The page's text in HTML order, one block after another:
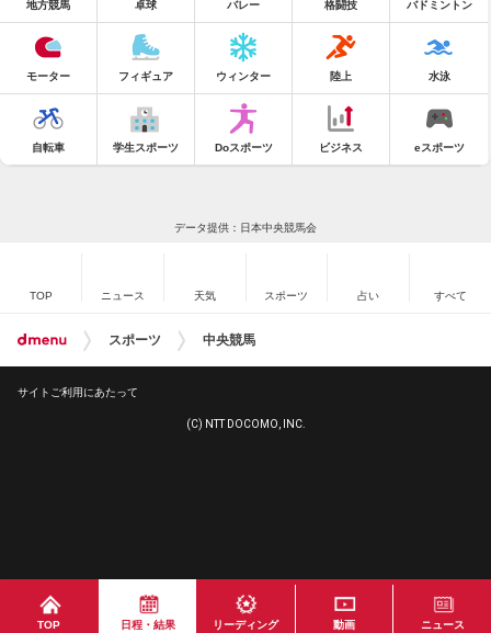
TOP 日程・結果 リーディング 動画 ニュース
地方競馬 卓球 バレー 格闘技 バドミントン
モーター フィギュア ウィンター 陸上 水泳
自転車 学生スポーツ Doスポーツ ビジネス eスポーツ
データ提供：日本中央競馬会
TOP ニュース 天気 スポーツ 占い すべて
スポーツ 中央競馬
サイトご利用にあたって
(C) NTT DOCOMO, INC.